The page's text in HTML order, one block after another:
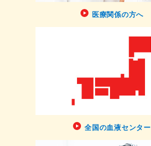
医療関係の方へ
全国の血液センター